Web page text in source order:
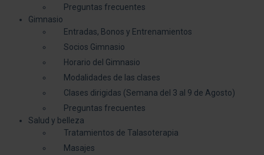
Preguntas frecuentes
Gimnasio
Entradas, Bonos y Entrenamientos
Socios Gimnasio
Horario del Gimnasio
Modalidades de las clases
Clases dirigidas (Semana del 3 al 9 de Agosto)
Preguntas frecuentes
Salud y belleza
Tratamientos de Talasoterapia
Masajes